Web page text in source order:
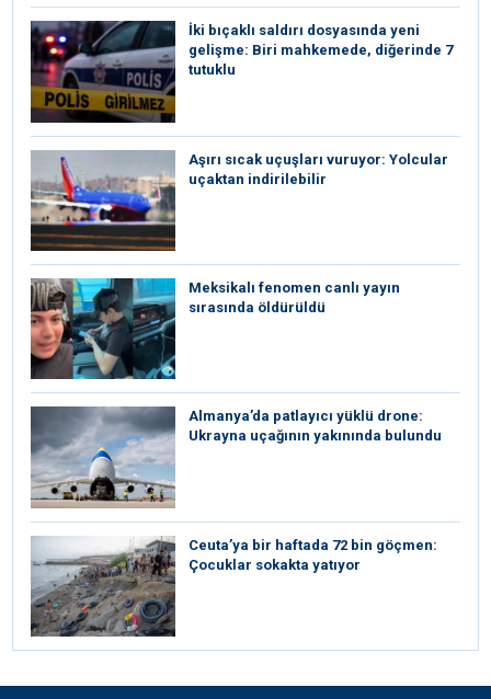
İki bıçaklı saldırı dosyasında yeni
gelişme: Biri mahkemede, diğerinde 7
tutuklu
Aşırı sıcak uçuşları vuruyor: Yolcular
uçaktan indirilebilir
Meksikalı fenomen canlı yayın
sırasında öldürüldü
Almanya’da patlayıcı yüklü drone:
Ukrayna uçağının yakınında bulundu
Ceuta’ya bir haftada 72 bin göçmen:
Çocuklar sokakta yatıyor